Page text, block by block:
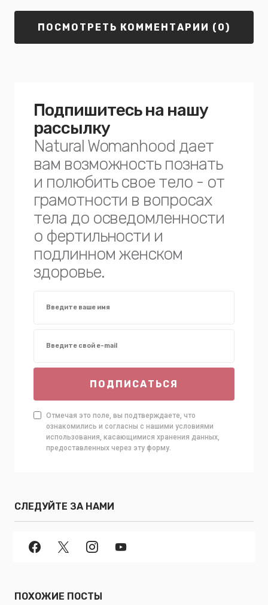
ПОСМОТРЕТЬ КОММЕНТАРИИ (0)
Подпишитесь на нашу
рассылку
Natural Womanhood дает
вам возможность познать
и полюбить свое тело - от
грамотности в вопросах
тела до осведомленности
о фертильности и
подлинном женском
здоровье.
ПОДПИСАТЬСЯ
Отмечая это поле, вы подтверждаете, что
ознакомились и согласны с нашими условиями
использования, касающимися хранения данных,
предоставленных через эту форму.
СЛЕДУЙТЕ ЗА НАМИ
ПОХОЖИЕ ПОСТЫ